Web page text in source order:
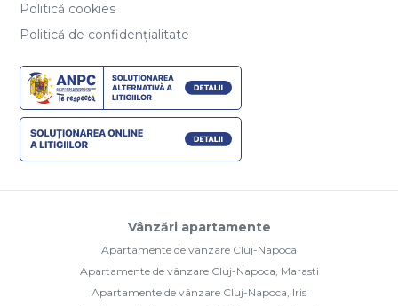
Politică cookies
Politică de confidențialitate
Vânzări apartamente
Apartamente de vânzare Cluj-Napoca
Apartamente de vânzare Cluj-Napoca, Marasti
Apartamente de vânzare Cluj-Napoca, Iris